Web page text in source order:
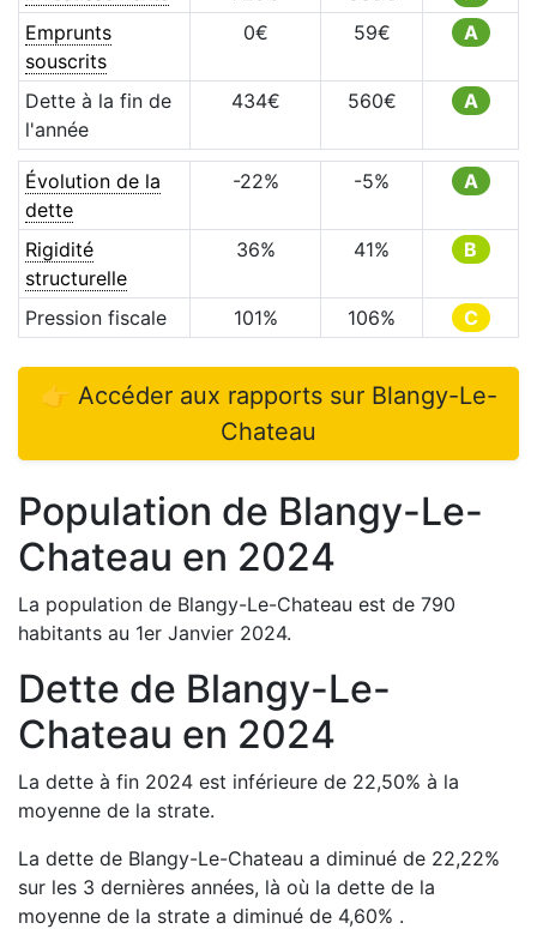
Emprunts
souscrits
0€ 59€ A
Dette à la fin de
l'année
434€ 560€ A
Évolution de la
dette
-22% -5% A
Rigidité
structurelle
36% 41% B
Pression fiscale 101% 106% C
👉 Accéder aux rapports sur Blangy-Le-
Chateau
Population de Blangy-Le-
Chateau en 2024
La population de Blangy-Le-Chateau est de 790
habitants au 1er Janvier 2024.
Dette de Blangy-Le-
Chateau en 2024
La dette à fin 2024 est inférieure de 22,50% à la
moyenne de la strate.
La dette de Blangy-Le-Chateau a diminué de 22,22%
sur les 3 dernières années, là où la dette de la
moyenne de la strate a diminué de 4,60% .